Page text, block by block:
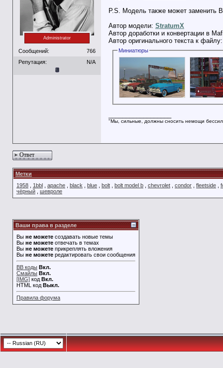
Administrator
Сообщений:
766
Репутация:
N/A
P.S. Модель также может заменить
Автор модели: StratumX
Автор доработки и конвертации в
Автор оригинального текста к
Миниатюры
"Мы, сильные, должны сносить немощи
Ответ
Метки
1958
1bbl apache black blue bolt bolt model b chevrolet condor fleetside
чёрный
шевроле
Ваши права в разделе
Вы не можете создавать новые темы
Вы не можете отвечать в темах
Вы не можете прикреплять вложения
Вы не можете редактировать свои сообщения
BB коды Вкл.
Смайлы Вкл.
[IMG] код Вкл.
HTML код Выкл.
Правила форума